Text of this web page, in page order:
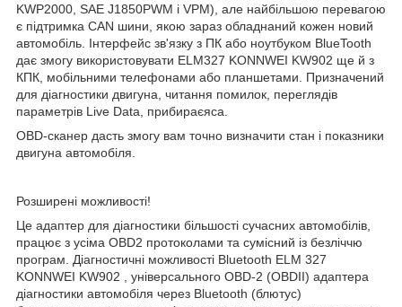
KWP2000, SAE J1850PWM і VPM), але найбільшою перевагою
є підтримка CAN шини, якою зараз обладнаний кожен новий
автомобіль. Інтерфейс зв'язку з ПК або ноутбуком BlueTooth
дає змогу використовувати ELM327 KONNWEI KW902 ще й з
КПК, мобільними телефонами або планшетами. Призначений
для діагностики двигуна, читання помилок, переглядів
параметрів Live Data, прибираєяса.
OBD-сканер дасть змогу вам точно визначити стан і показники
двигуна автомобіля.
Розширені можливості!
Це адаптер для діагностики більшості сучасних автомобілів,
працює з усіма OBD2 протоколами та сумісний із безліччю
програм. Діагностичні можливості Bluetooth ELM 327
KONNWEI KW902 , універсального OBD-2 (OBDII) адаптера
діагностики автомобіля через Bluetooth (блютус)